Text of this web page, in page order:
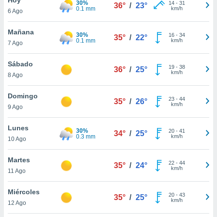
y
en
más
de
6 Ago
30%
0.1 mm
36° / 23° 14- 31
km/h
Mañana
7 Ago
30%
0.1 mm
35° / 22° 16- 34
km/h
Sábado
8 Ago
36° / 25° 19- 38
km/h
Domingo
9 Ago
35° / 26° 23- 44
km/h
Lunes
10 Ago
30%
0.3 mm
34° / 25° 20- 41
km/h
Martes
11 Ago
35° / 24° 22- 44
km/h
Miércoles
12 Ago
35° / 25° 20- 43
km/h